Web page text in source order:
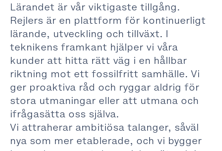
Lärandet är vår viktigaste tillgång.
Rejlers är en plattform för kontinuerligt
lärande, utveckling och tillväxt. I
teknikens framkant hjälper vi våra
kunder att hitta rätt väg i en hållbar
riktning mot ett fossilfritt samhälle. Vi
ger proaktiva råd och ryggar aldrig för
stora utmaningar eller att utmana och
ifrågasätta oss själva.
Vi attraherar ambitiösa talanger, såväl
nya som mer etablerade, och vi bygger